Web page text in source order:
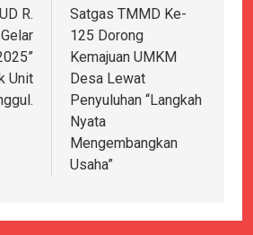
R.
Unit
Satgas TMMD Ke-
125 Dorong
Kemajuan UMKM
Desa Lewat
Penyuluhan “Langkah
Nyata
Mengembangkan
Usaha”